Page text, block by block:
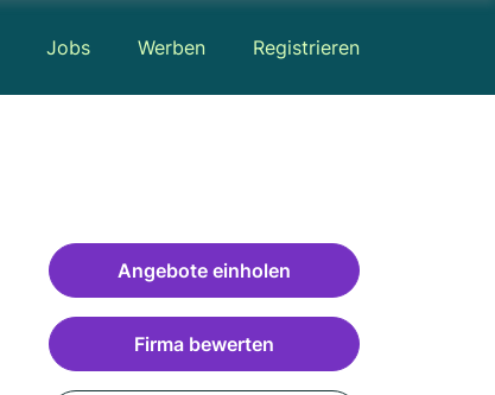
Jobs Werben Registrieren
Angebote einholen
Firma bewerten